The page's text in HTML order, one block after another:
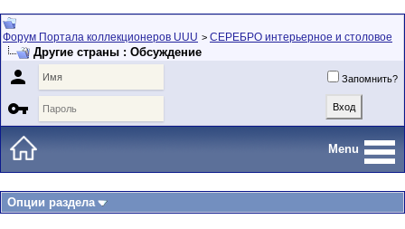
Форум Портала коллекционеров UUU > СЕРЕБРО интерьерное и столовое
Другие страны : Обсуждение
 Запомнить?

Menu
Опции раздела